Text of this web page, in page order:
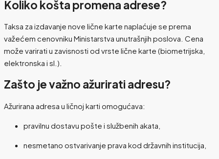
Koliko košta promena adrese?
Taksa za izdavanje nove lične karte naplaćuje se prema
važećem cenovniku Ministarstva unutrašnjih poslova. Cena
može varirati u zavisnosti od vrste lične karte (biometrijska,
elektronska i sl.).
Zašto je važno ažurirati adresu?
Ažurirana adresa u ličnoj karti omogućava:
pravilnu dostavu pošte i službenih akata,
nesmetano ostvarivanje prava kod državnih institucija,